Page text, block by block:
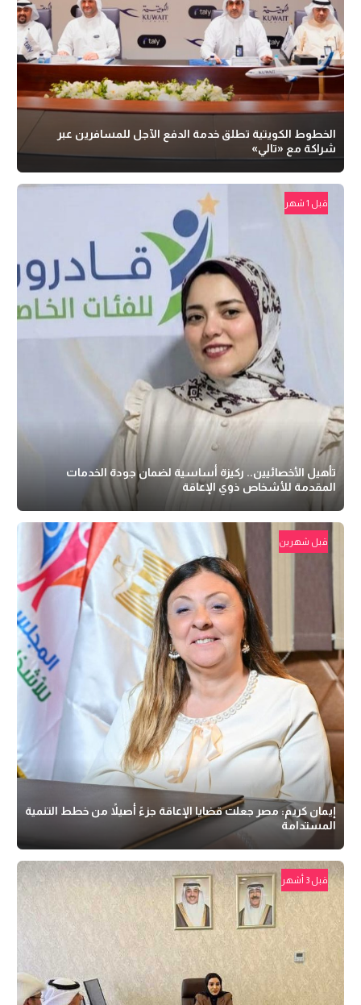
الخطوط الكويتية تطلق خدمة الدفع الآجل للمسافرين عبر
شراكة مع «تالي»
قبل 1 شهر
تأهيل الأخصائيين.. ركيزة أساسية لضمان جودة الخدمات
المقدمة للأشخاص ذوي الإعاقة
قبل شهرين
إيمان كريم: مصر جعلت قضايا الإعاقة جزءً أصيلاً من خطط التنمية
المستدامة
قبل 3 أشهر